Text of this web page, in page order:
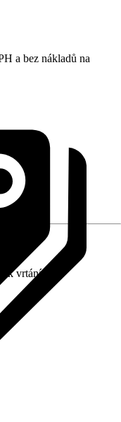
a bez nákladů na
k vrtání